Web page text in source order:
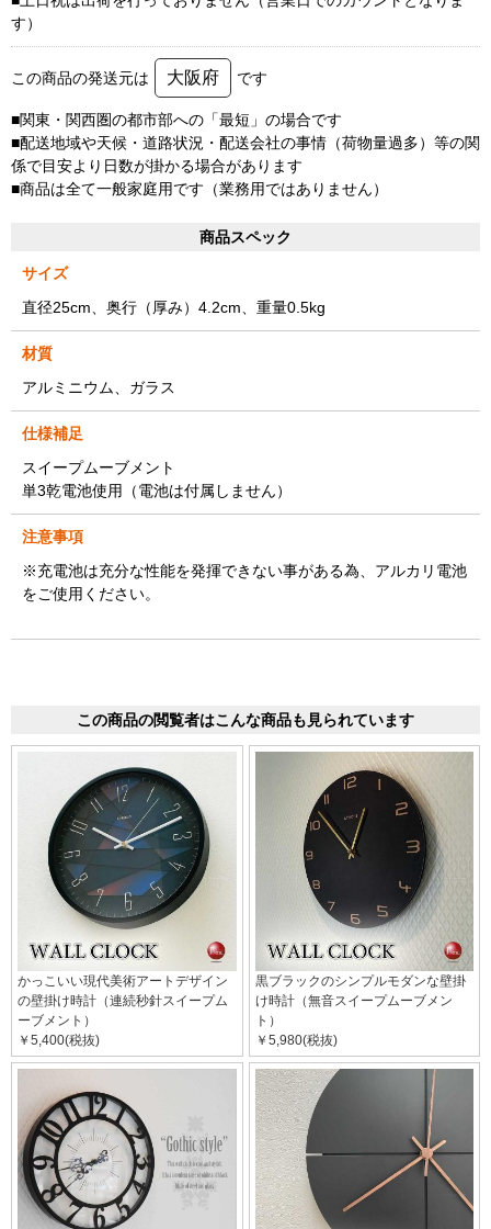
す）
この商品の発送元は 大阪府 です
■関東・関西圏の都市部への「最短」の場合です
■配送地域や天候・道路状況・配送会社の事情（荷物量過多）等の関
係で目安より日数が掛かる場合があります
■商品は全て一般家庭用です（業務用ではありません）
商品スペック
サイズ
直径25cm、奥行（厚み）4.2cm、重量0.5kg
材質
アルミニウム、ガラス
仕様補足
スイープムーブメント
単3乾電池使用（電池は付属しません）
注意事項
※充電池は充分な性能を発揮できない事がある為、アルカリ電池
をご使用ください。
この商品の閲覧者はこんな商品も見られています
かっこいい現代美術アートデザイン
の壁掛け時計（連続秒針スイープム
ーブメント）
￥5,400(税抜)
黒ブラックのシンプルモダンな壁掛
け時計（無音スイープムーブメン
ト）
￥5,980(税抜)